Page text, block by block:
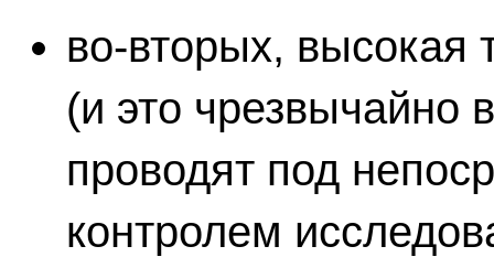
во-вторых, высокая
(и это чрезвычайно
проводят под
контролем